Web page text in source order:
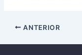
ANTERIOR